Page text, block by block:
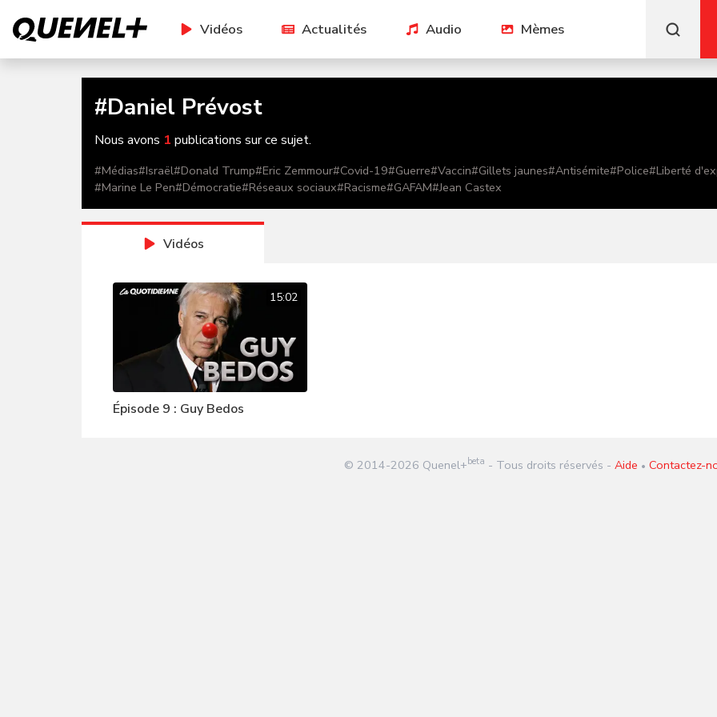
Vidéos Actualités Audio Mèmes
#Daniel Prévost
Nous avons 1 publications sur ce sujet.
#Médias#Israël#Donald Trump#Eric Zemmour#Covid-19#Guerre#Vaccin#Gillets jaunes#Antisémite#Police#Liberté
#Marine Le Pen#Démocratie#Réseaux sociaux#Racisme#GAFAM#Jean Castex
Vidéos
15:02
Épisode 9 : Guy Bedos
© 2014-2026 Quenel+beta - Tous droits réservés - Aide • Contactez-